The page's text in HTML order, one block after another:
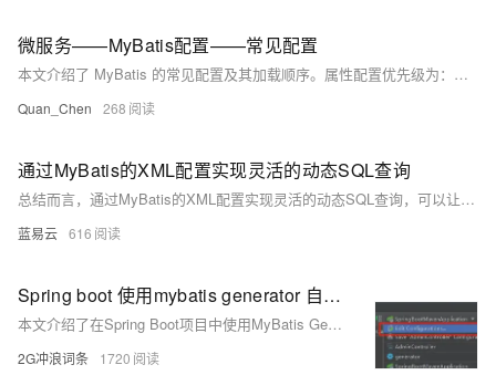
微服务——MyBatis配置——常见配置
本文介绍了 MyBatis 的常见配置及其加载顺序。属性配置优先级为：方法参数传递的属性 &gt; resource/url 属性中配置 &gt; properties 元素中指定属性。同时列举了多个关键配置项，如 `cacheEnabled`（全局缓存开关）、`lazyLoadingEnabled`（延迟加载）、`useGeneratedKeys`（使用 JDBC 自动生成主键）等，并详细说明其作用、有效值及默认值。这些配置帮助开发者优化 MyBatis 的性能与行为。
Quan_Chen 268
通过MyBatis的XML配置实现灵活的动态SQL查询
总结而言，通过MyBatis的XML配置实现灵活的动态SQL查询，可以让开发者以声明式的方式构建SQL语句，既保证了SQL操作的灵活性，又简化了代码的复杂度。这种方式可以显著提高数据库操作的效率和代码的可维护性。
蓝易云 616
Spring boot 使用mybatis generator 自动生成代码插件
本文介绍了在Spring Boot项目中使用MyBatis Generator插件自动生成代码的详细步骤。首先创建一个新的Spring Boot项目，接着引入MyBatis Generator插件并配置`pom.xml`文件。然后删除默认的`application.properties`文件，创建`application.yml`进行相关配置，如设置Mapper路径和实体类包名。重点在于配置`generatorConfig.xml`文件，包括数据库驱动、连接信息、生成模型、映射文件及DAO的包名和位置。最后通过IDE配置运行插件生成代码，并在主类添加`@MapperScan`注解完成整合
2G冲浪词条 1720